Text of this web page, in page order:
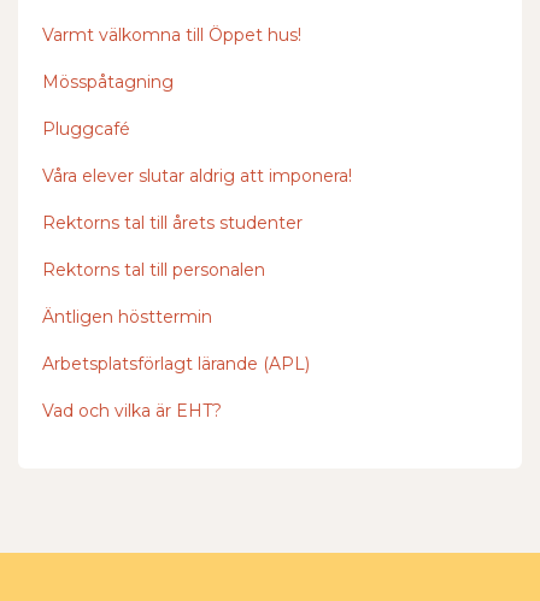
Varmt välkomna till Öppet hus!
Mösspåtagning
Pluggcafé
Våra elever slutar aldrig att imponera!
Rektorns tal till årets studenter
Rektorns tal till personalen
Äntligen hösttermin
Arbetsplatsförlagt lärande (APL)
Vad och vilka är EHT?